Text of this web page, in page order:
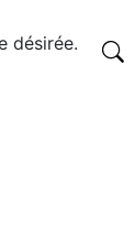
désirée.